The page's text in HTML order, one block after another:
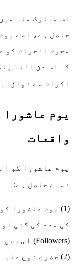
محرم الحرام کو
اکرام سے نوازا۔
یوم
واقعات
یوم عاشورا کو
نسبت حاصل ہے:
(1) یوم عاشورا
کی مدد کی گئی
(Followers) اس میں ہلاک ہوئے۔
(2) حضرت نوح